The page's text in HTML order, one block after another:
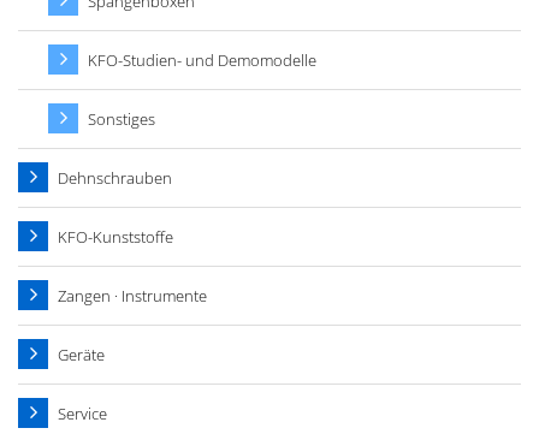
KFO-Studien- und Demomodelle
Sonstiges
Dehnschrauben
KFO-Kunststoffe
Zangen · Instrumente
Geräte
Service